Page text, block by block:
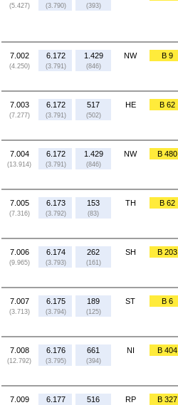
(5.427) (3.790) (393)
7.002
(4.250)
6.172
(3.791)
1.429
(846)
NW B 9
7.003
(7.277)
6.172
(3.791)
517
(502)
HE B 62
7.004
(13.914)
6.172
(3.791)
1.429
(846)
NW B 480
7.005
(7.316)
6.173
(3.792)
153
(83)
TH B 62
7.006
(9.965)
6.174
(3.793)
262
(161)
SH B 203
7.007
(3.713)
6.175
(3.794)
189
(125)
ST B 6
7.008
(12.792)
6.176
(3.795)
661
(394)
NI B 404
7.009 6.177 516 RP B 327